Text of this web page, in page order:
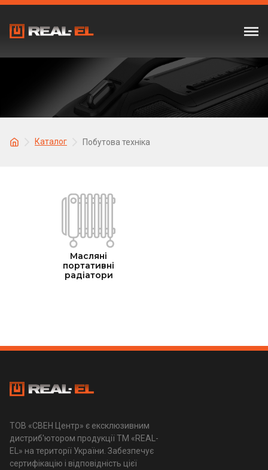
Каталог Побутова техніка
Масляні
портативні
радіатори
ТОВ «СВЕН Центр» є ексклюзивним
дистриб'ютором продукції ТМ «REAL-
EL» на території України. Забезпечує
сертифікацію і відповідність цієї